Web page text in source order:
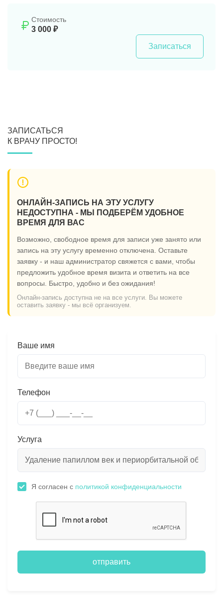
Стоимость
3 000 ₽
Записаться
ЗАПИСАТЬСЯ
К ВРАЧУ ПРОСТО!
ОНЛАЙН-ЗАПИСЬ НА ЭТУ УСЛУГУ
НЕДОСТУПНА - МЫ ПОДБЕРЁМ УДОБНОЕ
ВРЕМЯ ДЛЯ ВАС
Возможно, свободное время для записи уже занято или
запись на эту услугу временно отключена. Оставьте
заявку - и наш администратор свяжется с вами, чтобы
предложить удобное время визита и ответить на все
вопросы. Быстро, удобно и без ожидания!
Онлайн-запись доступна не на все услуги. Вы можете
оставить заявку - мы всё организуем.
Ваше имя
Телефон
Услуга
Я согласен с политикой конфиденциальности
отправить